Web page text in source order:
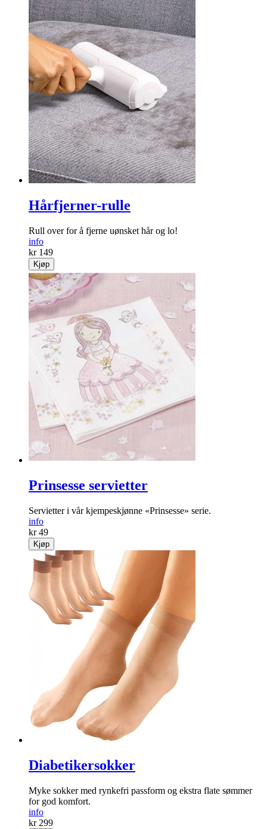
Hårfjerner-rulle
Rull over for å fjerne uønsket hår og lo!
info
kr 149
Kjøp
Prinsesse servietter
Servietter i vår kjempeskjønne «Prinsesse» serie.
info
kr 49
Kjøp
Diabetikersokker
Myke sokker med rynke­fri passform og ekstra flate sømmer
for god komfort.
info
kr 299